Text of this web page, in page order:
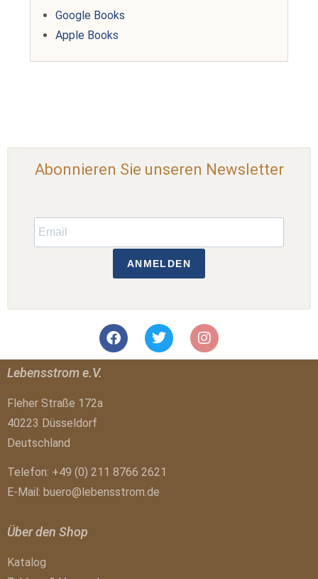
Google Books
Apple Books
Abonnieren Sie unseren Newsletter
ANMELDEN
Lebensstrom e.V.
Fleher Straße 172a
40223 Düsseldorf
Deutschland
Telefon: +49 (0) 211 8766 2621
E-Mail: buero@lebensstrom.de
Über den Shop
Katalog